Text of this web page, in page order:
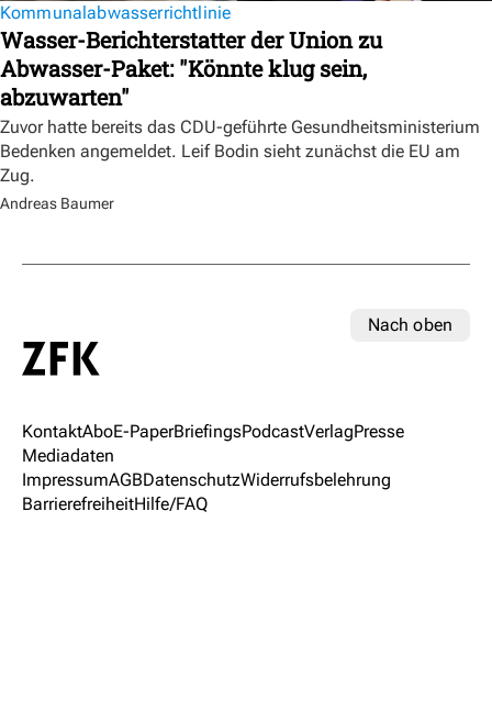
Kommunalabwasserrichtlinie
Wasser-Berichterstatter der Union zu
Abwasser-Paket: "Könnte klug sein,
abzuwarten"
Zuvor hatte bereits das CDU-geführte Gesundheitsministerium
Bedenken angemeldet. Leif Bodin sieht zunächst die EU am
Zug.
Andreas Baumer
Nach oben
KontaktAboE-PaperBriefingsPodcastVerlagPresse
Mediadaten
ImpressumAGBDatenschutzWiderrufsbelehrung
BarrierefreiheitHilfe/FAQ